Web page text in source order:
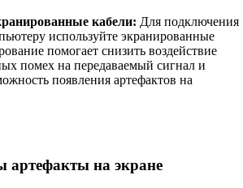
кабели: Для подключения
используйте экранированные
помогает снизить воздействие
помех на передаваемый сигнал и
появления артефактов на
артефакты на экране